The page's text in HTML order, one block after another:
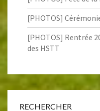
[PHOTOS]
[PHOTOS] Rentrée
des HSTT
RECHERCHER